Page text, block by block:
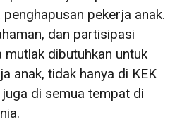
pekerja anak.
dan partisipasi
mutlak dibutuhkan untuk
anak, tidak hanya di KEK
di semua tempat di